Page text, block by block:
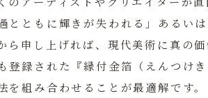
とともに輝きが失われる」あるい
ら申し上げれば、現代美術に真の
録された『縁付金箔（えんつけき
組み合わせることが最適解です。